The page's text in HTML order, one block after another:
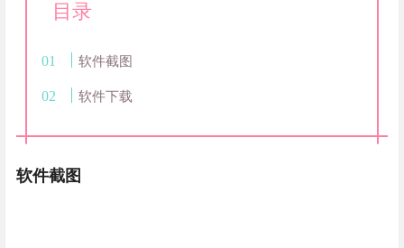
目录
软件截图
软件下载
软件截图